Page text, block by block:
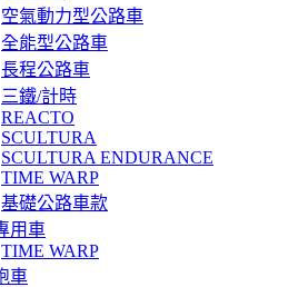
空氣動力型公路車
全能型公路車
長程公路車
三鐵/計時
REACTO
SCULTURA
SCULTURA ENDURANCE
TIME WARP
基礎公路車款
用車
TIME WARP
車